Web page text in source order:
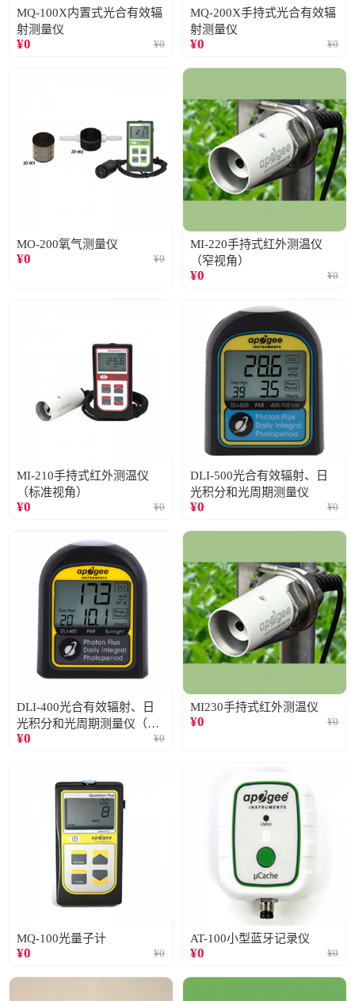
MQ-100X内置式光合有效辐
射测量仪
¥0 ¥0
MQ-200X手持式光合有效辐
射测量仪
¥0 ¥0
MO-200氧气测量仪
¥0 ¥0
MI-220手持式红外测温仪
（窄视角）
¥0 ¥0
MI-210手持式红外测温仪
（标准视角）
¥0 ¥0
DLI-500光合有效辐射、日
光积分和光周期测量仪
¥0 ¥0
DLI-400光合有效辐射、日
光积分和光周期测量仪（仅
阳光）
¥0 ¥0
MI230手持式红外测温仪
¥0 ¥0
MQ-100光量子计
¥0 ¥0
AT-100小型蓝牙记录仪
¥0 ¥0